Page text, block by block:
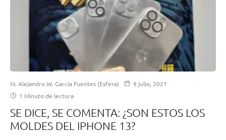
M. Alejandro W. García Fuentes (Esfera)
9 julio, 2021
1 Minuto de lectura
SE DICE, SE COMENTA: ¿SON ESTOS LOS
MOLDES DEL IPHONE 13?